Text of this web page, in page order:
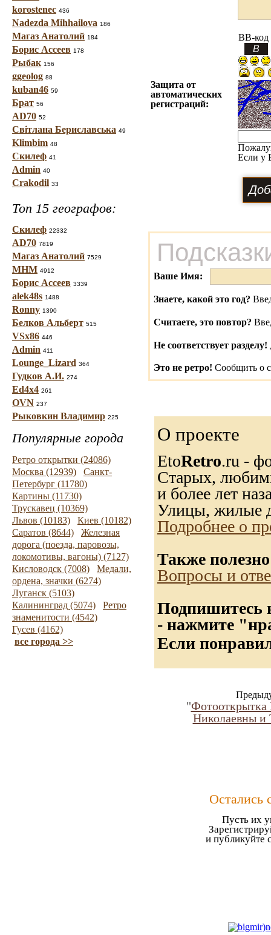
korostenec 436
Nadezda Mihhailova 186
Магаз Анатолий 184
Борис Ассеев 178
Рыбак 156
ggeolog 88
kuban46 59
Брат 56
AD70 52
Світлана Бериславська 49
Klimbim 48
Скилеф 41
Admin 40
Crakodil 33
Топ 15 географов:
Скилеф 22332
AD70 7819
Магаз Анатолий 7529
МНМ 4912
Борис Ассеев 3339
alek48s 1488
Ronny 1390
Белков Альберт 515
VSx86 446
Admin 411
Lounge_Lizard 364
Гудков А.И. 274
Ed4x4 261
OVN 237
Рыковкин Владимир 225
Популярные города
Ретро открытки (24086)
Москва (12939)
Санкт-
Петербург (11780)
Картины (11730)
Трускавец (10369)
Львов (10183)
Киев (10182)
Саратов (8644)
Железная
дорога (поезда, паровозы,
локомотивы, вагоны) (7127)
Кисловодск (7008)
Медали,
ордена, значки (6274)
Луганск (5103)
Калининград (5074)
Ретро
знаменитости (4542)
Гусев (4162)
все города >>
BB-код
Защита от
автоматических
регистраций:
Если у
Ваше Имя:
Знаете, какой это год?
Считаете, это повтор?
Не соответствует разделу!
Это не ретро! Сообщить о
О проекте
EtoRetro.ru -
Старых,
и более лет
Улицы, жилые
Подробнее о
Также
Вопросы и
Подпишитесь
- нажмите
Если
"
Николаевны и
Остались
Пусть их
и публикуйте